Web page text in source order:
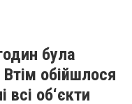
була
Втім обійшлося
об‘єкти